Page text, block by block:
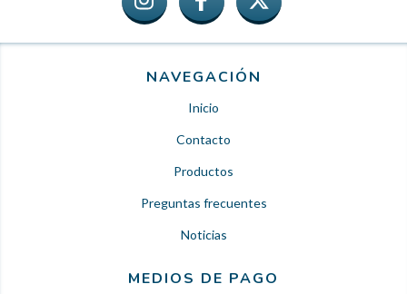
NAVEGACIÓN
Inicio
Contacto
Productos
Preguntas frecuentes
Noticias
MEDIOS DE PAGO